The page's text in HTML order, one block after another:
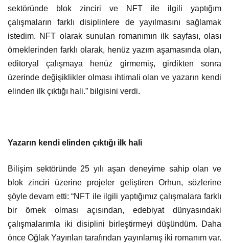
sektöründe blok zinciri ve NFT ile ilgili yaptığım
çalışmaların farklı disiplinlere de yayılmasını sağlamak
istedim. NFT olarak sunulan romanımın ilk sayfası, olası
örneklerinden farklı olarak, henüz yazım aşamasında olan,
editoryal çalışmaya henüz girmemiş, girdikten sonra
üzerinde değişiklikler olması ihtimali olan ve yazarın kendi
elinden ilk çıktığı hali.” bilgisini verdi.
Yazarın kendi elinden çıktığı ilk hali
Bilişim sektöründe 25 yılı aşan deneyime sahip olan ve
blok zinciri üzerine projeler geliştiren Orhun, sözlerine
şöyle devam etti: “NFT ile ilgili yaptığımız çalışmalara farklı
bir örnek olması açısından, edebiyat dünyasındaki
çalışmalarımla iki disiplini birleştirmeyi düşündüm. Daha
önce Oğlak Yayınları tarafından yayınlamış iki romanım var.